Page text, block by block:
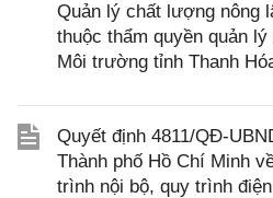
Quản lý chất lượng nông
thuộc thẩm quyền quản
Môi trường tỉnh Thanh
Quyết định 4811/QĐ-
Thành phố Hồ Chí Minh
trình nội bộ, quy trình